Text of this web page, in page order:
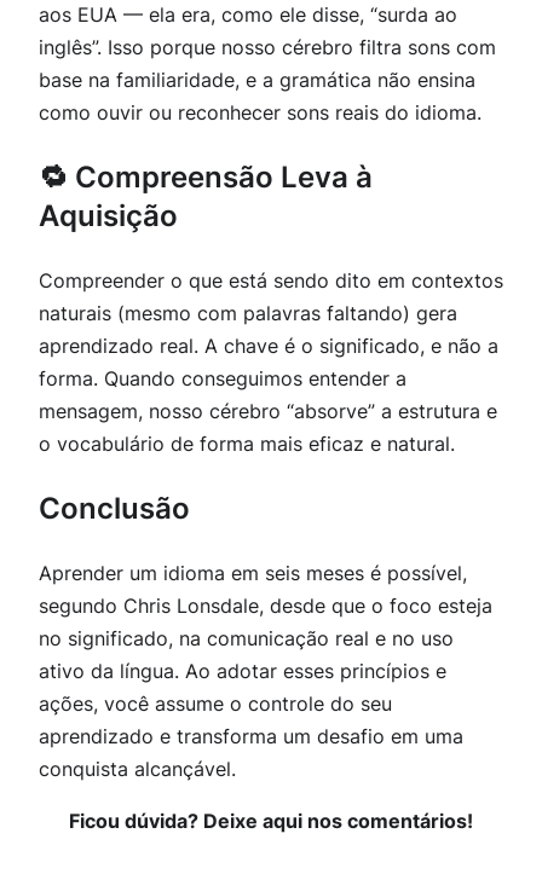
aos EUA — ela era, como ele disse, “surda ao
inglês”. Isso porque nosso cérebro filtra sons com
base na familiaridade, e a gramática não ensina
como ouvir ou reconhecer sons reais do idioma.
🔁 Compreensão Leva à
Aquisição
Compreender o que está sendo dito em contextos
naturais (mesmo com palavras faltando) gera
aprendizado real. A chave é o significado, e não a
forma. Quando conseguimos entender a
mensagem, nosso cérebro “absorve” a estrutura e
o vocabulário de forma mais eficaz e natural.
Conclusão
Aprender um idioma em seis meses é possível,
segundo Chris Lonsdale, desde que o foco esteja
no significado, na comunicação real e no uso
ativo da língua. Ao adotar esses princípios e
ações, você assume o controle do seu
aprendizado e transforma um desafio em uma
conquista alcançável.
Ficou dúvida? Deixe aqui nos comentários!